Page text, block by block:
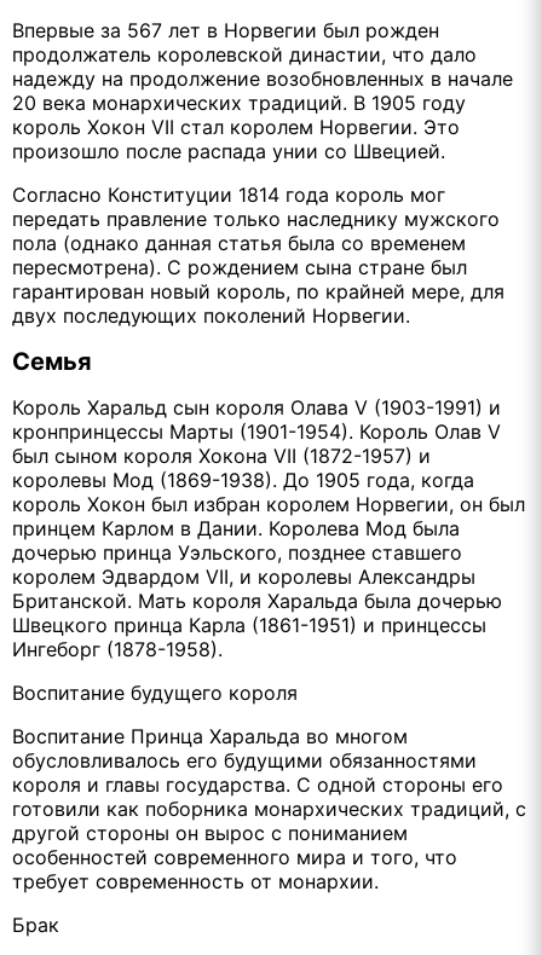
Впервые за 567 лет в Норвегии был рожден
продолжатель королевской династии, что дало
надежду на продолжение возобновленных в начале
20 века монархических традиций. В 1905 году
король Хокон VII стал королем Норвегии. Это
произошло после распада унии со Швецией.
Согласно Конституции 1814 года король мог
передать правление только наследнику мужского
пола (однако данная статья была со временем
пересмотрена). С рождением сына стране был
гарантирован новый король, по крайней мере, для
двух последующих поколений Норвегии.
Семья
Король Харальд сын короля Олава V (1903-1991) и
кронпринцессы Марты (1901-1954). Король Олав V
был сыном короля Хокона VII (1872-1957) и
королевы Мод (1869-1938). До 1905 года, когда
король Хокон был избран королем Норвегии, он был
принцем Карлом в Дании. Королева Мод была
дочерью принца Уэльского, позднее ставшего
королем Эдвардом VII, и королевы Александры
Британской. Мать короля Харальда была дочерью
Швецкого принца Карла (1861-1951) и принцессы
Ингеборг (1878-1958).
Воспитание будущего короля
Воспитание Принца Харальда во многом
обусловливалось его будущими обязанностями
короля и главы государства. С одной стороны его
готовили как поборника монархических традиций, с
другой стороны он вырос с пониманием
особенностей современного мира и того, что
требует современность от монархии.
Брак